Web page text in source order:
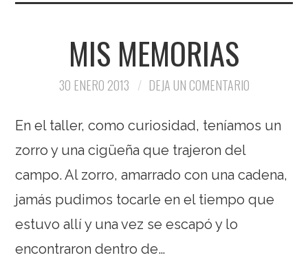
MIS MEMORIAS
30 ENERO 2013 DEJA UN COMENTARIO
En el taller, como curiosidad, teníamos un
zorro y una cigüeña que trajeron del
campo. Al zorro, amarrado con una cadena,
jamás pudimos tocarle en el tiempo que
estuvo allí y una vez se escapó y lo
encontraron dentro de…